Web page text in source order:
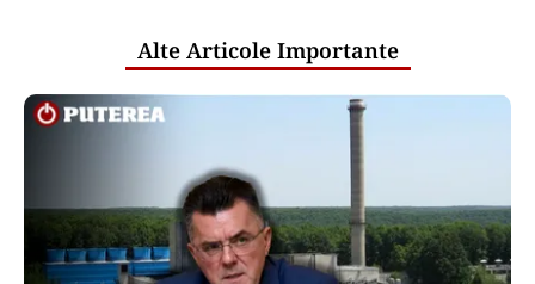
Alte Articole Importante